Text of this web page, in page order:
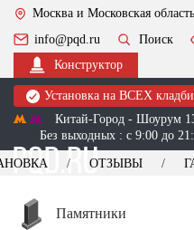
Москва и Московская область
info@pqd.ru
Поиск
Конструктор
Установка на ВСЕХ
Китай-Город - Шоурум
Без выходных : с 9:00 до
+7 (495) 518-44-23
ОТЗЫВЫ
Памятники